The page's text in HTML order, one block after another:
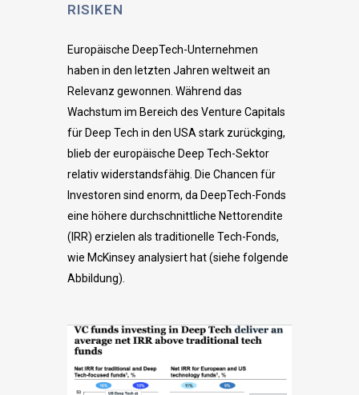
RISIKEN
Europäische DeepTech-Unternehmen
haben in den letzten Jahren weltweit an
Relevanz gewonnen. Während das
Wachstum im Bereich des Venture Capitals
für Deep Tech in den USA stark zurückging,
blieb der europäische Deep Tech-Sektor
relativ widerstandsfähig. Die Chancen für
Investoren sind enorm, da DeepTech-Fonds
eine höhere durchschnittliche Nettorendite
(IRR) erzielen als traditionelle Tech-Fonds,
wie McKinsey analysiert hat (siehe folgende
Abbildung).